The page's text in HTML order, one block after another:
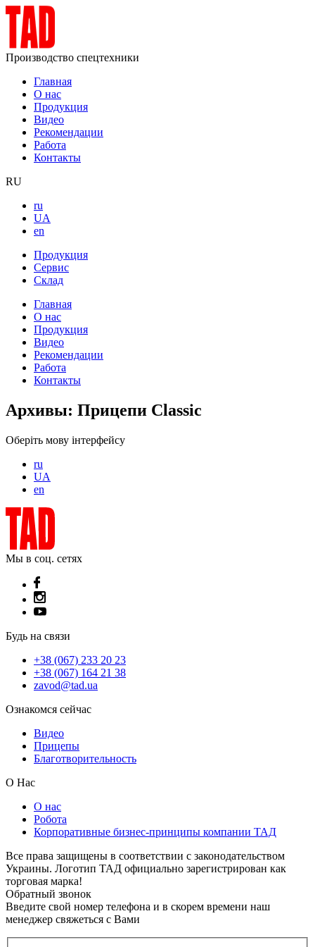
Производство спецтехники
Главная
О нас
Продукция
Видео
Рекомендации
Работа
Контакты
RU
ru
UA
en
Продукция
Сервис
Склад
Главная
О нас
Продукция
Видео
Рекомендации
Работа
Контакты
Архивы: Прицепи Classic
Оберіть мову інтерфейсу
ru
UA
en
Мы в соц. сетях
Будь на связи
+38 (067) 233 20 23
+38 (067) 164 21 38
zavod@tad.ua
Ознакомся сейчас
Видео
Прицепы
Благотворительность
О Нас
О нас
Робота
Корпоративные бизнес-принципы компании ТАД
Все права защищены в соответствии с законодательством
Украины. Логотип ТАД официально зарегистрирован как
торговая марка!
Обратный звонок
Введите свой номер телефона и в скорем времени наш
менеджер свяжеться с Вами